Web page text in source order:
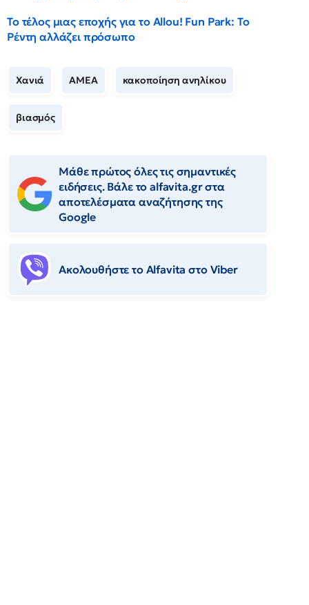
Το τέλος μιας εποχής για το Allou! Fun Park: Το
Ρέντη αλλάζει πρόσωπο
Χανιά ΑΜΕΑ κακοποίηση ανηλίκου
βιασμός
Μάθε πρώτος όλες τις σημαντικές
ειδήσεις. Βάλε το alfavita.gr στα
αποτελέσματα αναζήτησης της
Google
Ακολουθήστε το Αlfavita στο Viber